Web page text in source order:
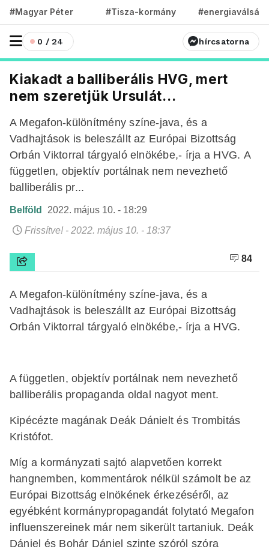
#Magyar Péter #Tisza-kormány #energiaválság
0 / 24 hírcsatorna
Kiakadt a balliberális HVG, mert
nem szeretjük Ursulát...
A Megafon-különítmény színe-java, és a
Vadhajtások is beleszállt az Európai Bizottság
Orbán Viktorral tárgyaló elnökébe,- írja a HVG. A
független, objektív portálnak nem nevezhető
balliberális pr...
Belföld
2022. május 10. - 18:29
Frissítve! - 2022. május 10. - 18:37
84
A Megafon-különítmény színe-java, és a
Vadhajtások is beleszállt az Európai Bizottság
Orbán Viktorral tárgyaló elnökébe,- írja a HVG.
A független, objektív portálnak nem nevezhető
balliberális propaganda oldal nagyot ment.
Kipécézte magának Deák Dánielt és Trombitás
Kristófot.
Míg a kormányzati sajtó alapvetően korrekt
hangnemben, kommentárok nélkül számolt be az
Európai Bizottság elnökének érkezéséről, az
egyébként kormánypropagandát folytató Megafon
influenszereinek már nem sikerült tartaniuk. Deák
Dániel és Bohár Dániel szinte szóról szóra